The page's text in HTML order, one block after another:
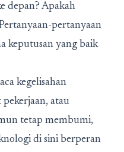
depan? Apakah
pertanyaan
keputusan yang baik
kegelisahan
atau
tetap membumi,
di sini berperan